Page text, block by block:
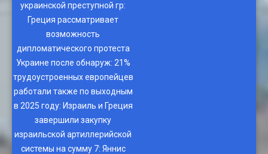
украинской преступной гр:
Греция рассматривает
возможность
дипломатического протеста
Украине после обнаруж: 21%
трудоустроенных европейцев
работали также по выходным
в 2025 году: Израиль и Греция
завершили закупку
израильской артиллерийской
системы на сумму 7: Яннис